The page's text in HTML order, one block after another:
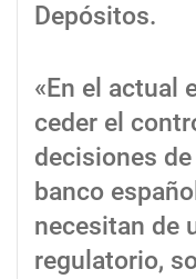
Depósitos.
«En el actual
ceder el
decisiones
banco
necesitan de
regulatorio,